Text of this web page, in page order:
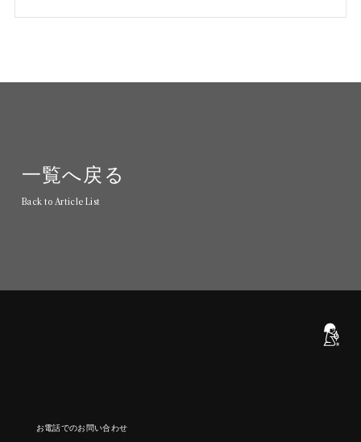
一覧へ戻 る
Back to Article List
お電話でのお問い合わせ